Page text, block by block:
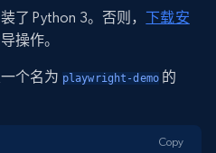
了 Python 3。否则，下载安
操作。
个名为 playwright-demo 的
Copy